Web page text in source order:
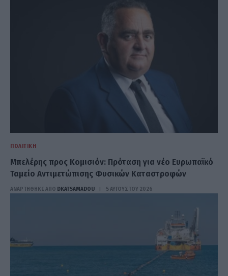
ΠΟΛΙΤΙΚΉ
Μπελέρης προς Κομισιόν: Πρόταση για νέο Ευρωπαϊκό
Ταμείο Αντιμετώπισης Φυσικών Καταστροφών
ΑΝΑΡΤΗΘΗΚΕ ΑΠΟ DKATSAMADOU 5 ΑΥΓΟΎΣΤΟΥ 2026